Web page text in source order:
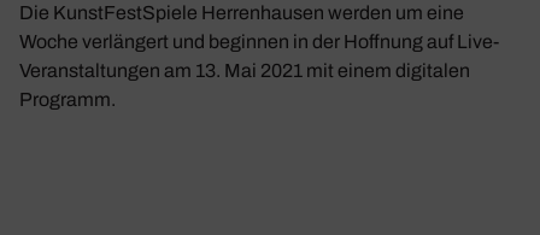
Die KunstFestSpiele Herrenhausen werden um eine
Woche verlängert und beginnen in der Hoffnung auf Live-
Veranstaltungen am 13. Mai 2021 mit einem digitalen
Programm.